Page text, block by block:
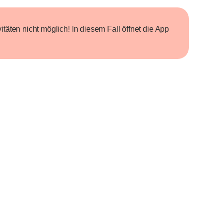
nicht möglich! In diesem Fall öffnet die App